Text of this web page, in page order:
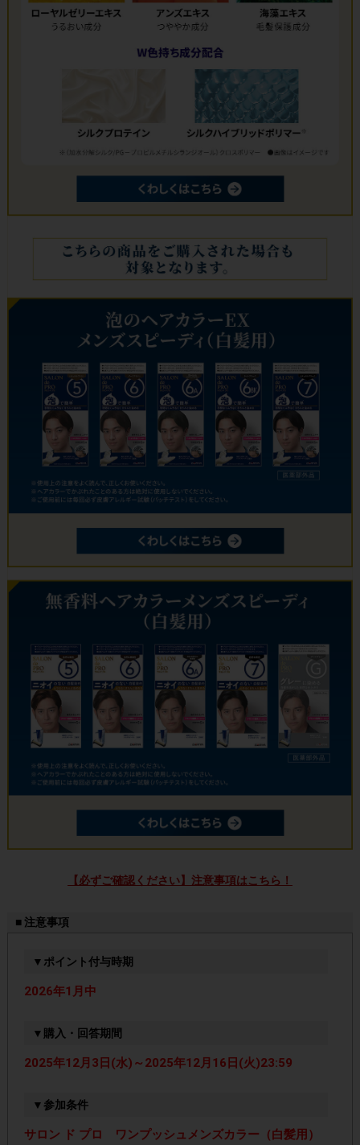
【必ずご確認ください】注意事項はこちら！
■ 注意事項
▼ポイント付与時期
2026年1月中
▼購入・回答期間
2025年12月3日(水)～2025年12月16日(火)23:59
▼参加条件
サロン ド プロ ワンプッシュメンズカラー（白髪用）